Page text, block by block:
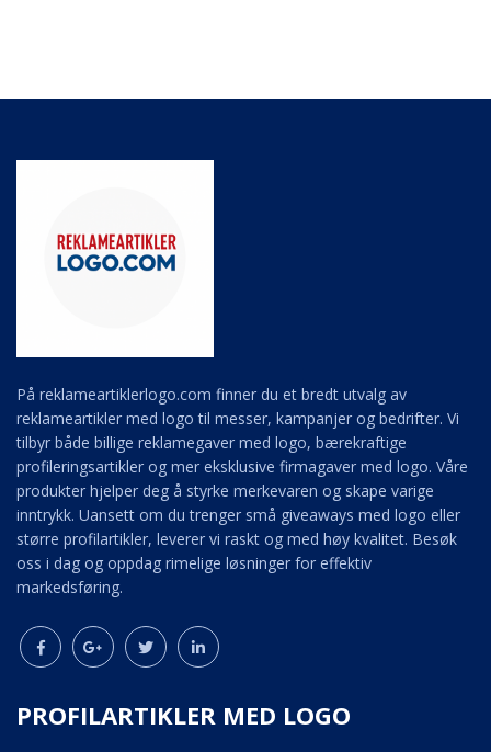
På reklameartiklerlogo.com finner du et bredt utvalg av
reklameartikler med logo til messer, kampanjer og bedrifter. Vi
tilbyr både billige reklamegaver med logo, bærekraftige
profileringsartikler og mer eksklusive firmagaver med logo. Våre
produkter hjelper deg å styrke merkevaren og skape varige
inntrykk. Uansett om du trenger små giveaways med logo eller
større profilartikler, leverer vi raskt og med høy kvalitet. Besøk
oss i dag og oppdag rimelige løsninger for effektiv
markedsføring.
PROFILARTIKLER MED LOGO